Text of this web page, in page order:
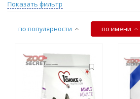
Показать фильтр
по популярности по имени